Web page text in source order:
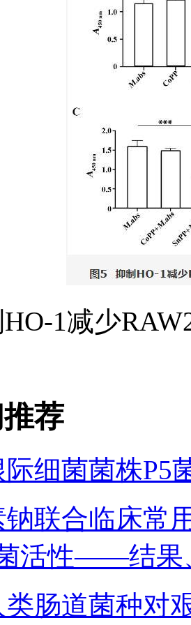
1减少
荐
际细菌菌株P5
钠联合临床常
活性——结果
类肠道菌种对